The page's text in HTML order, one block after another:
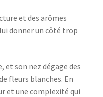
et des arômes
lui donner un côté trop
et son nez dégage des
fleurs blanches. En
et une complexité qui